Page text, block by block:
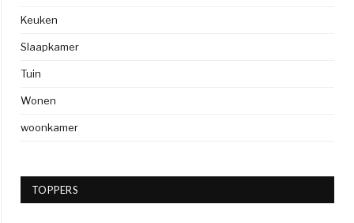
Keuken
Slaapkamer
Tuin
Wonen
woonkamer
TOPPERS